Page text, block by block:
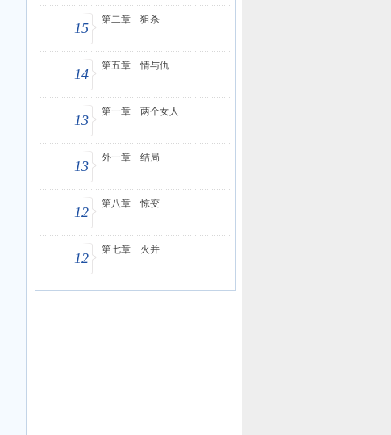
15
第二章 狙杀
14
第五章 情与仇
13
第一章 两个女人
13
外一章 结局
12
第八章 惊变
12
第七章 火并